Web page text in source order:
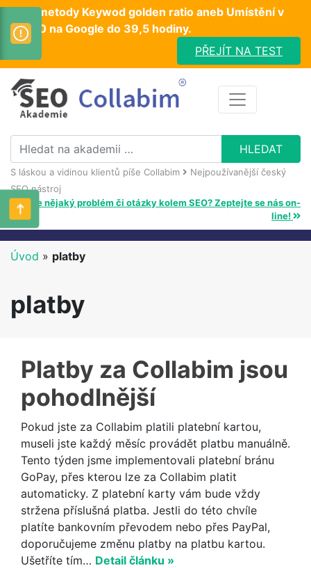
Test metody Keywod golden ratio aneb Umístění v
TOP10 na Google do 39,5 hodiny.
PŘEJÍT NA TEST
S láskou a vidinou klientů píše Collabim
Nejpoužívanější český
SEO nástroj
Máte nějaký problém či otázky kolem SEO? Zeptejte se nás on-
line!
Úvod » platby
platby
Platby za Collabim jsou
pohodlnější
Pokud jste za Collabim platili platební kartou,
museli jste každý měsíc provádět platbu manuálně.
Tento týden jsme implementovali platební bránu
GoPay, přes kterou lze za Collabim platit
automaticky. Z platební karty vám bude vždy
stržena příslušná platba. Jestli do této chvíle
platíte bankovním převodem nebo přes PayPal,
doporučujeme změnu platby na platbu kartou.
Ušetříte tím… Detail článku »